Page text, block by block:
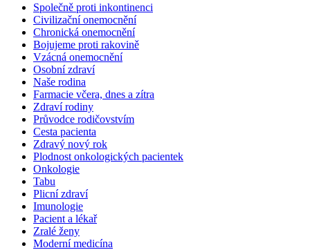
Společně proti inkontinenci
Civilizační onemocnění
Chronická onemocnění
Bojujeme proti rakovině
Vzácná onemocnění
Osobní zdraví
Naše rodina
Farmacie včera, dnes a zítra
Zdraví rodiny
Průvodce rodičovstvím
Cesta pacienta
Zdravý nový rok
Plodnost onkologických pacientek
Onkologie
Tabu
Plicní zdraví
Imunologie
Pacient a lékař
Zralé ženy
Moderní medicína